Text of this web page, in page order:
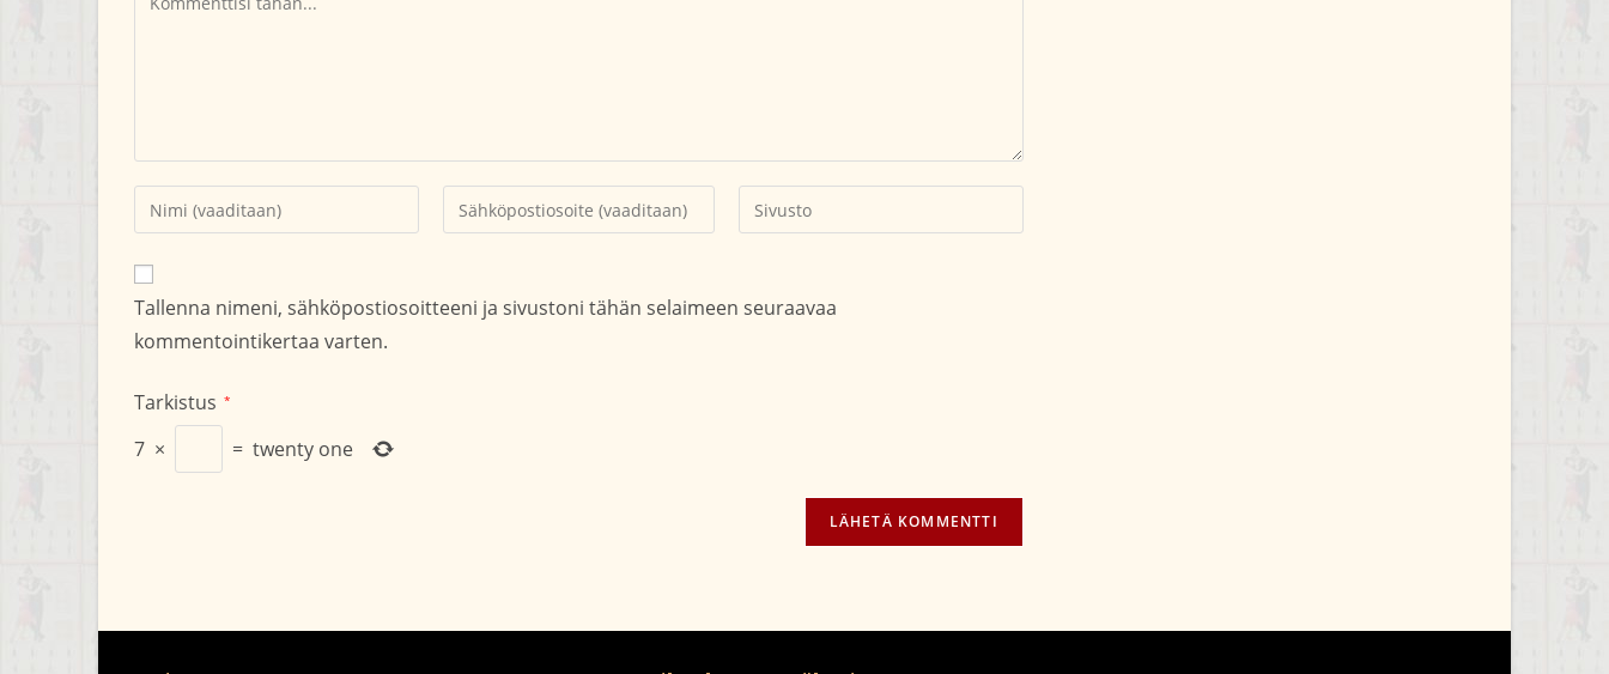
Kirjoita
nimesi
tai
käyttäjätunnuksesi
kommentoidaksesi
Kirjoita
sähköpostiosoitteesi
Kirjoita
sivustosi
(valinnainen)
Tallenna nimeni, sähköpostiosoitteeni ja sivustoni tähän selaimeen seuraavaa
kommentointikertaa varten.
Tarkistus *
7 × = twenty one